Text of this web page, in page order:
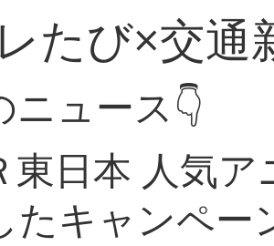
たび×交通
ニュース👇
東日本 人気
たキャンペー